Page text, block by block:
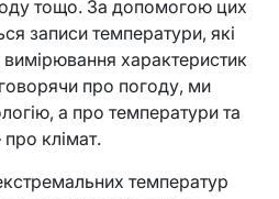
тощо. За допомогою цих
записи температури, які
характеристик
про погоду, ми
а про температури та
про клімат.
температур